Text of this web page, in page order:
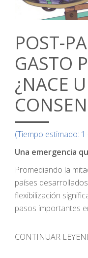
POST-
GASTO
¿NACE
(Tiempo estimado:
Una emergencia
Promediando la
países
flexibilización
pasos importantes
CONTINUAR